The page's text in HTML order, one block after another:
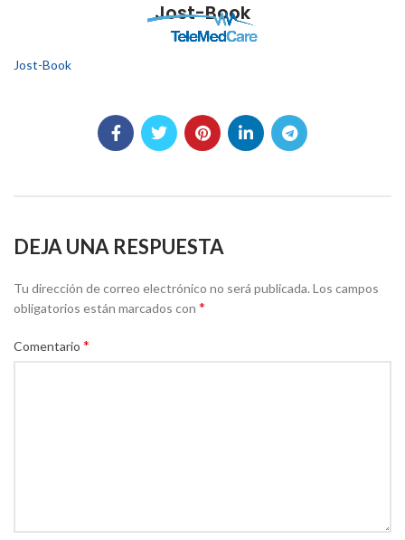
Jost-Book
Jost-Book
DEJA UNA RESPUESTA
Tu dirección de correo electrónico no será publicada. Los campos
obligatorios están marcados con *
Comentario *